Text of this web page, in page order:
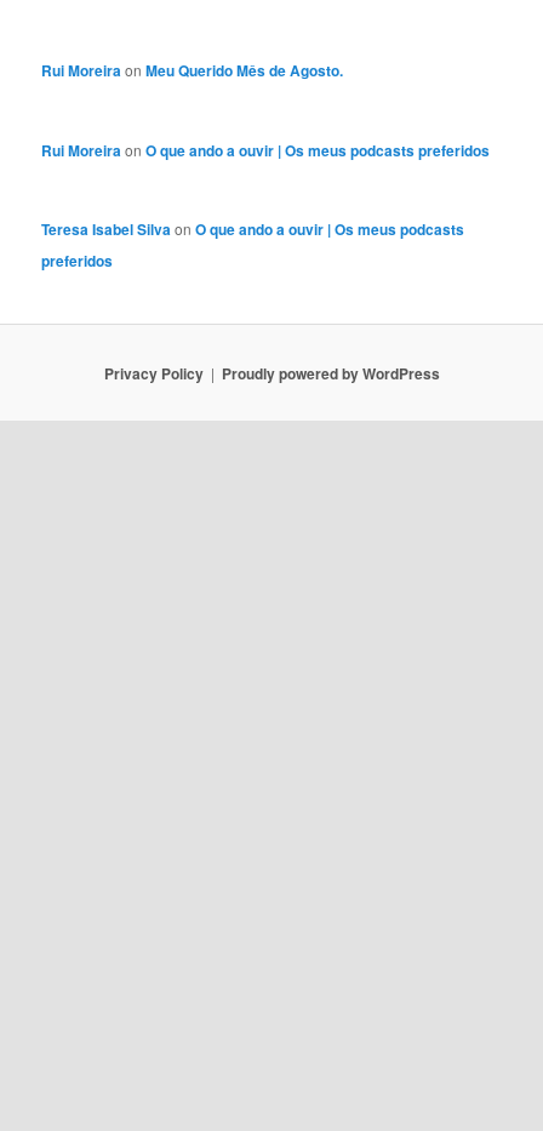
Rui MoreiraonMeu Querido Mês de Agosto.
Rui MoreiraonO que ando a ouvir | Os meus podcasts preferidos
Teresa Isabel SilvaonO que ando a ouvir | Os meus podcasts
preferidos
Privacy Policy Proudly powered by WordPress